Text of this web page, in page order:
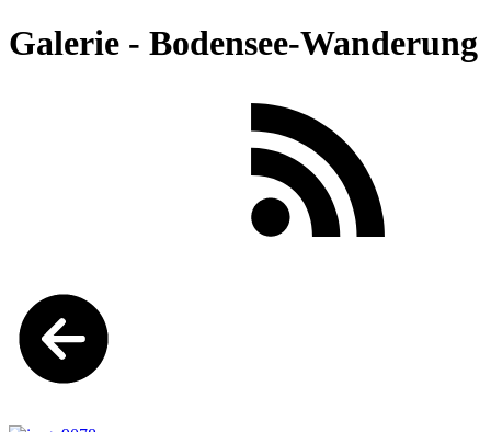
Galerie - Bodensee-Wanderung